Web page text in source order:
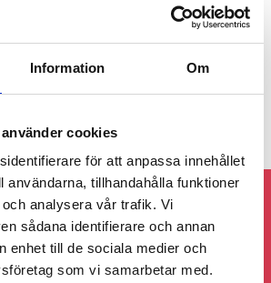
Information Om
cookies
för att anpassa innehållet
användarna, tillhandahålla funktioner
analysera vår trafik. Vi
sådana identifierare och annan
enhet till de sociala medier och
som vi samarbetar med.
framme så har vi försäkringar som
person upp till 10 miljoner kronor. Då
förekomma så ber vi dig att ta kontakt
för mer information.
Eskilstuna på sociala
medier!